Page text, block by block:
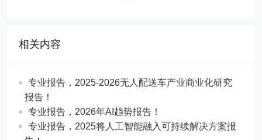
相关内容
专业报告，2025-2026无人配送车产业商业化研究
报告！
专业报告，2026年AI趋势报告！
​​专业报告，2025将人工智能融入可持续解决方案报